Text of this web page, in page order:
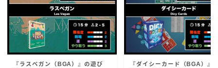
『ラスベガン（BGA）』の遊び
『ダイシーカード（BGA）』